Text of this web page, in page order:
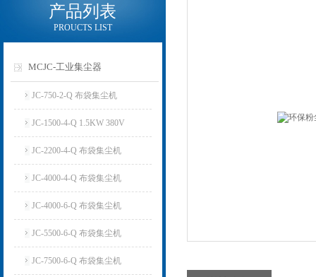
产品列表
PROUCTS LIST
MCJC-工业集尘器
JC-750-2-Q 布袋集尘机
JC-1500-4-Q 1.5KW 380V
JC-2200-4-Q 布袋集尘机
JC-4000-4-Q 布袋集尘机
JC-4000-6-Q 布袋集尘机
JC-5500-6-Q 布袋集尘机
JC-7500-6-Q 布袋集尘机